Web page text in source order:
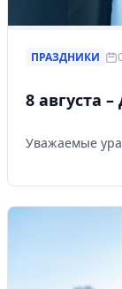
ПРАЗДНИКИ
8 августа
Уважаемые